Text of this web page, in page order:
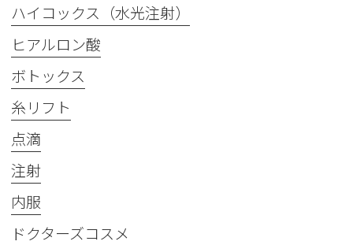
ハイコックス（水光注射）
ヒアルロン酸
ボトックス
糸リフト
点滴
注射
内服
ドクターズコスメ